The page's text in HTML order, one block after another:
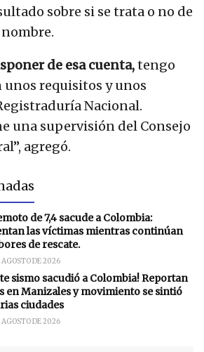
sobre si se trata o no de
de esa cuenta,tengo
requisitos y unos
Nacional.
una supervisión del Consejo
agregó.
de 7,4 sacude a Colombia:
las víctimas mientras continúan
de rescate.
AGOSTO DE 2026
sismo sacudió a Colombia! Reportan
en Manizales y movimiento se sintió
ciudades
AGOSTO DE 2026